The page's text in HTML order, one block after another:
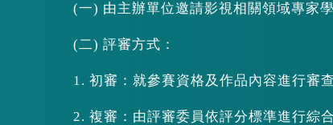
(一) 由主辦單位邀請影視相關領域專家
(二) 評審方式：
1. 初審：就參賽資格及作品內容進行審
2. 複審：由評審委員依評分標準進行綜